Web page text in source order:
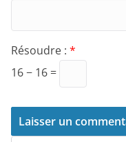
Résoudre : *
16 − 16 =